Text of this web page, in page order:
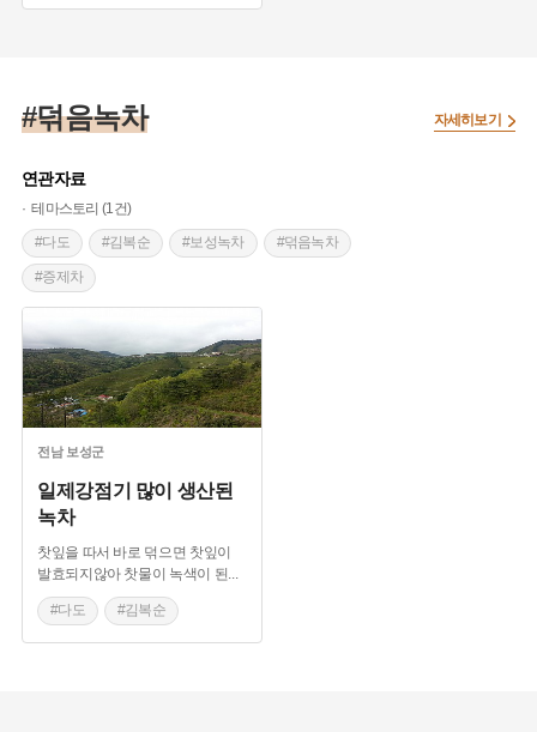
#보성 가볼만한곳
#덖음녹차
연관자료
테마스토리 (1건)
#다도
#김복순 #보성녹차 #덖음녹차
#증제차
자세히보기
전남 보성군
일제강점기 많이 생산된
녹차
찻잎을 따서 바로 덖으면 찻잎이
발효되지않아 찻물이 녹색이 된
#다도 #김복순
#보성녹차 #덖음녹차